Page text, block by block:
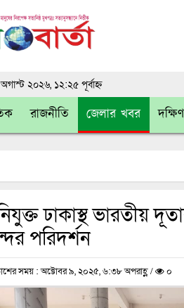
২০২৬, ১২:২৫ পূর্বাহ্ন
রাজনীতি জেলার খবর
ঢাকাস্থ ভারতীয়
পরিদর্শন
সময় : অক্টোবর ৯, ২০২৫, ৬:৩৮ অপরাহ্ণ / ০